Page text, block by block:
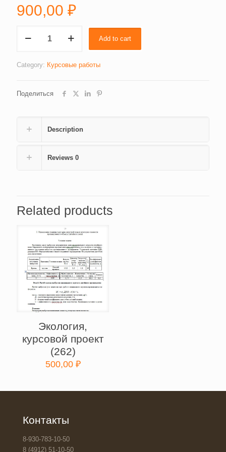
900,00 ₽
маркетинга
Add to cart
Category: Курсовые работы
Поделиться
Description
Reviews 0
Related products
Экология,
курсовой проект
(262)
500,00 ₽
Контакты
8-930-783-10-50
8 (4912) 51-10-50